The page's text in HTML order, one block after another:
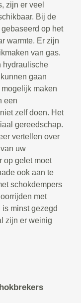
zijn er veel
Bij de
op het
warmte. Er zijn
van gas.
hydraulische
gaan
maken
een
zelf doen. Het
gereedschap.
vertellen over
uw
op gelet moet
ook aan te
schokdempers
met
minst gezegd
zijn er weinig